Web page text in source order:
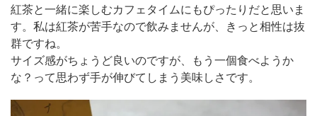
紅茶と一緒に楽しむカフェタイムにもぴったりだと思いま
す。私は紅茶が苦手なので飲みませんが、きっと相性は抜
群ですね。
サイズ感がちょうど良いのですが、もう一個食べようか
な？って思わず手が伸びてしまう美味しさです。